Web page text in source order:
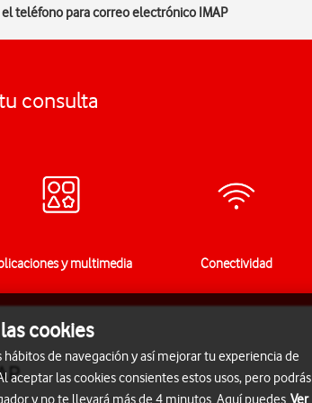
teléfono para correo electrónico IMAP
consulta
y multimedia Conectividad
cookies
de navegación y así mejorar tu experiencia de
las cookies consientes estos usos, pero podrás
y no te llevará más de 4 minutos. Aquí puedes Ver